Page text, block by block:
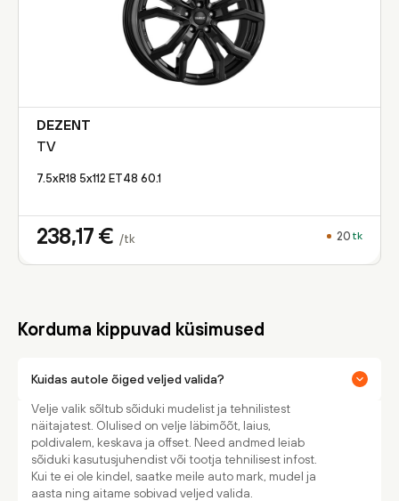
DEZENT
TV
7.5xR18 5x112 ET48 60.1
238,17 € /tk 20 tk
Korduma kippuvad küsimused
Kuidas autole õiged veljed valida?
Velje valik sõltub sõiduki mudelist ja tehnilistest
näitajatest. Olulised on velje läbimõõt, laius,
poldivalem, keskava ja offset. Need andmed leiab
sõiduki kasutusjuhendist või tootja tehnilisest infost.
Kui te ei ole kindel, saatke meile auto mark, mudel ja
aasta ning aitame sobivad veljed valida.